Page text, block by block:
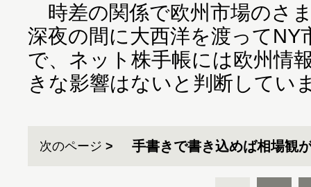
時差の関係で欧州市場のさ
深夜の間に大西洋を渡ってNY
で、ネット株手帳には欧州情
きな影響はないと判断してい
次のページ 手書きで書き込めば相場観